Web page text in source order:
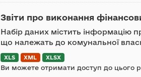
Звіти про виконання
Набір даних містить інформацію
що належать до комунальної
XLS XML XLSX
Ви можете отримати доступ до цього